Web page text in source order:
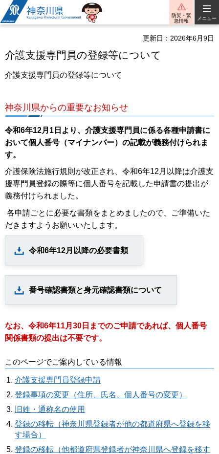
神奈川県
防災・緊
急情報
メニュー
更新日：2026年6月9日
介護支援専門員の登録等について
介護支援専門員の登録等について
神奈川県からの重要なお知らせ
令和6年12月1日より、介護支援専門員に係る各種申請書に
おいて個人番号（マイナンバー）の記載が義務付けられま
す。
介護保険法施行規則が改正され、令和6年12月以降は介護支
援専門員登録の際等に個人番号を記載した申請書の提出が
義務付けられました。
各申請ごとに必要な書類をまとめましたので、ご準備いた
だきますようお願いいたします。
令和6年12月以降の必要書類
番号確認書類と身元確認書類について
なお、令和6年11月30日までのご申請であれば、個人番号
関係書類の提出は不要です。
このページでご案内している情報
介護支援専門員登録申請
登録事項の変更（住所、氏名、個人番号の変更）
旧姓・通称名の使用
登録の移転（神奈川県登録者が他の都道府県へ登録を移
す場合）
登録の移転（他都道府県登録者が神奈川県へ登録を移す